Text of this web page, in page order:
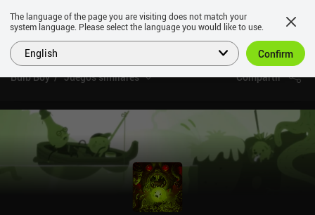
Bulb Boy Juegos similares Compartir
The language of the page you are visiting does not match your
system language. Please select the language you would like to use.
English Confirm